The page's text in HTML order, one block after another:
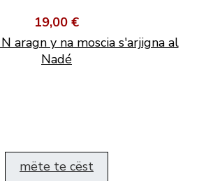
19,00 €
aragn y na moscia s'arjigna al
Nadé
mëte te cëst